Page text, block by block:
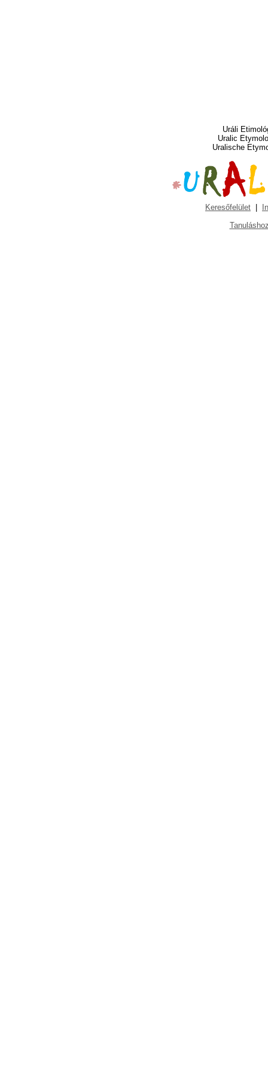
Uráli
Uralic
Uralische
Keresőfelület